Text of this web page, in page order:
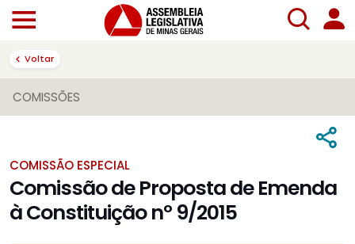
Voltar
COMISSÕES
COMISSÃO ESPECIAL
Comissão de Proposta de Emenda
à Constituição nº 9/2015